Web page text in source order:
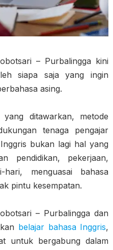
– Purbalingga kini
siapa saja yang ingin
asing.
ditawarkan, metode
tenaga pengajar
bukan lagi hal yang
pendidikan, pekerjaan,
hari, menguasai bahasa
pintu kesempatan.
– Purbalingga dan
belajar bahasa Inggris,
untuk bergabung dalam